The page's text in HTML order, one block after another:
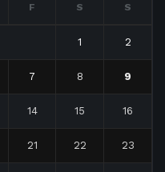
F S S
1 2
7 8 9
14 15 16
21 22 23